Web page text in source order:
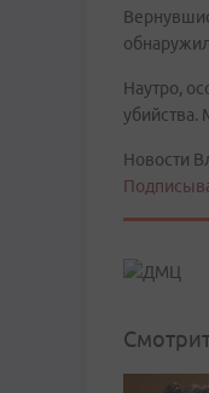
Наутро,
убийства.
Новости